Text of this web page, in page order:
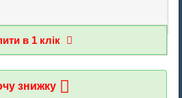
в 1 клiк
знижку